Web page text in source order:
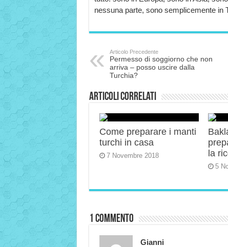
nessuna parte, sono semplicemente in
Articolo Precedente
Permesso di soggiorno che non
arriva – posso uscire dalla
Turchia?
Articoli correlati
Come preparare i manti
turchi in casa
7 Novembre 2018
la
5
1 Commento
Gianni